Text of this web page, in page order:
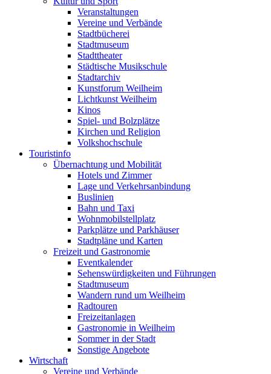
Veranstaltungen
Vereine und Verbände
Stadtbücherei
Stadtmuseum
Stadttheater
Städtische Musikschule
Stadtarchiv
Kunstforum Weilheim
Lichtkunst Weilheim
Kinos
Spiel- und Bolzplätze
Kirchen und Religion
Volkshochschule
Touristinfo
Übernachtung und Mobilität
Hotels und Zimmer
Lage und Verkehrsanbindung
Buslinien
Bahn und Taxi
Wohnmobilstellplatz
Parkplätze und Parkhäuser
Stadtpläne und Karten
Freizeit und Gastronomie
Eventkalender
Sehenswürdigkeiten und Führungen
Stadtmuseum
Wandern rund um Weilheim
Radtouren
Freizeitanlagen
Gastronomie in Weilheim
Sommer in der Stadt
Sonstige Angebote
Wirtschaft
Vereine und Verbände